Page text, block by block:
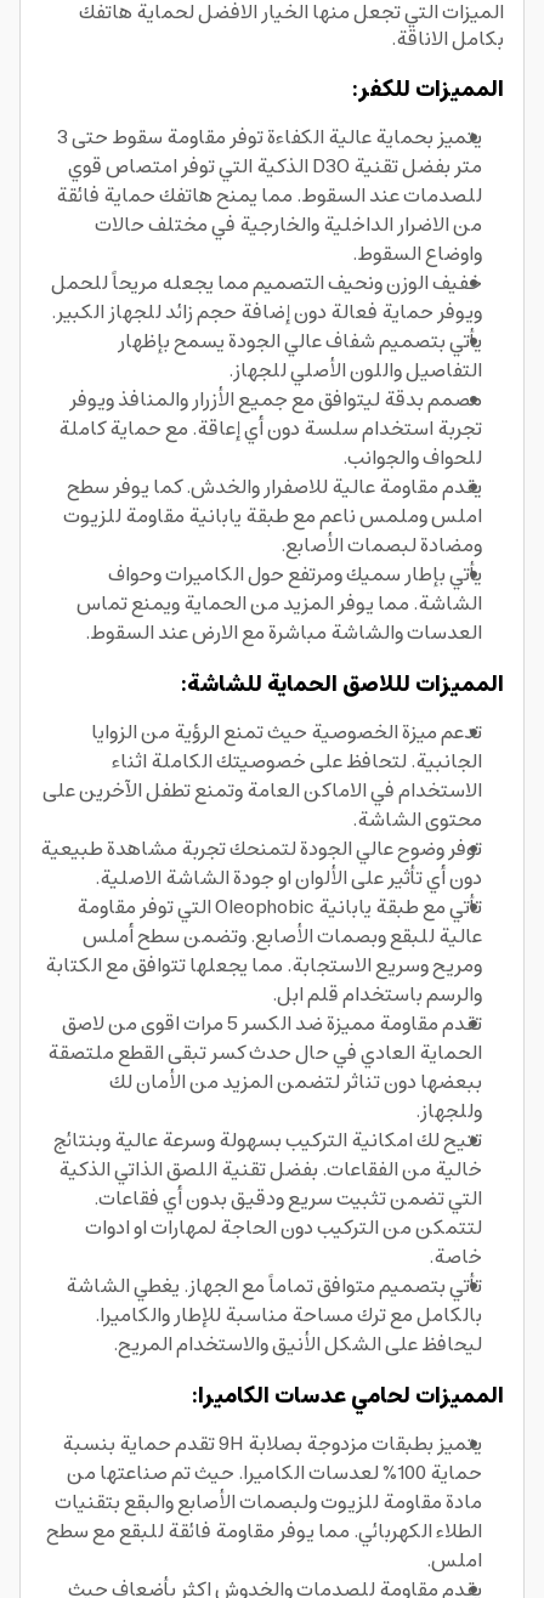
الميزات التي تجعل منها الخيار الافضل لحماية هاتفك
بكامل الاناقة.
المميزات للكفر:
يتميز بحماية عالية الكفاءة توفر مقاومة سقوط حتى 3
متر بفضل تقنية D3O الذكية التي توفر امتصاص قوي
للصدمات عند السقوط. مما يمنح هاتفك حماية فائقة
من الاضرار الداخلية والخارجية في مختلف حالات
واوضاع السقوط.
خفيف الوزن ونحيف التصميم مما يجعله مريحاً للحمل
ويوفر حماية فعالة دون إضافة حجم زائد للجهاز الكبير.
يأتي بتصميم شفاف عالي الجودة يسمح بإظهار
التفاصيل واللون الأصلي للجهاز.
مصمم بدقة ليتوافق مع جميع الأزرار والمنافذ ويوفر
تجربة استخدام سلسة دون أي إعاقة. مع حماية كاملة
للحواف والجوانب.
يقدم مقاومة عالية للاصفرار والخدش. كما يوفر سطح
املس وملمس ناعم مع طبقة يابانية مقاومة للزيوت
ومضادة لبصمات الأصابع.
يأتي بإطار سميك ومرتفع حول الكاميرات وحواف
الشاشة. مما يوفر المزيد من الحماية ويمنع تماس
العدسات والشاشة مباشرة مع الارض عند السقوط.
المميزات لللاصق الحماية للشاشة:
تدعم ميزة الخصوصية حيث تمنع الرؤية من الزوايا
الجانبية. لتحافظ على خصوصيتك الكاملة اثناء
الاستخدام في الاماكن العامة وتمنع تطفل الآخرين على
محتوى الشاشة.
توفر وضوح عالي الجودة لتمنحك تجربة مشاهدة طبيعية
دون أي تأثير على الألوان او جودة الشاشة الاصلية.
تأتي مع طبقة يابانية Oleophobic التي توفر مقاومة
عالية للبقع وبصمات الأصابع. وتضمن سطح أملس
ومريح وسريع الاستجابة. مما يجعلها تتوافق مع الكتابة
والرسم باستخدام قلم ابل.
تقدم مقاومة مميزة ضد الكسر 5 مرات اقوى من لاصق
الحماية العادي في حال حدث كسر تبقى القطع ملتصقة
ببعضها دون تناثر لتضمن المزيد من الأمان لك
وللجهاز.
تتيح لك امكانية التركيب بسهولة وسرعة عالية وبنتائج
خالية من الفقاعات. بفضل تقنية اللصق الذاتي الذكية
التي تضمن تثبيت سريع ودقيق بدون أي فقاعات.
لتتمكن من التركيب دون الحاجة لمهارات او ادوات
خاصة.
تأتي بتصميم متوافق تماماً مع الجهاز. يغطي الشاشة
بالكامل مع ترك مساحة مناسبة للإطار والكاميرا.
ليحافظ على الشكل الأنيق والاستخدام المريح.
المميزات لحامي عدسات الكاميرا:
يتميز بطبقات مزدوجة بصلابة 9H تقدم حماية بنسبة
حماية 100% لعدسات الكاميرا. حيث تم صناعتها من
مادة مقاومة للزيوت ولبصمات الأصابع والبقع بتقنيات
الطلاء الكهربائي. مما يوفر مقاومة فائقة للبقع مع سطح
املس.
يقدم مقاومة للصدمات والخدوش اكثر بأضعاف حيث